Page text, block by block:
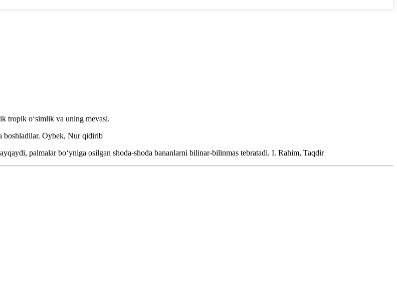
tropik oʻsimlik va uning mevasi.
boshladilar. Oybek, Nur qidirib
palmalar boʻyniga osilgan shoda-shoda bananlarni bilinar-bilinmas tebratadi. I. Rahim, Taqdir